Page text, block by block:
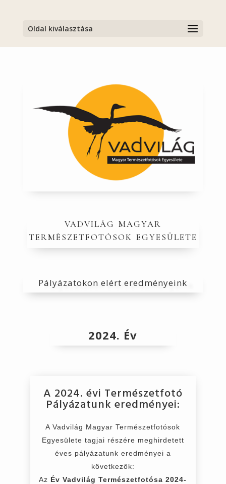
Oldal kiválasztása
vadvilág magyar
természetfotósok egyesülete
Pályázatokon elért eredményeink
2024. Év
A 2024. évi Természetfotó
Pályázatunk eredményei:
AVadvilág Magyar Természetfotósok
Egyesülete tagjai részére meghirdetett
éves pályázatunk eredményei a
következők:
Az Év Vadvilág Természetfotósa 2024-